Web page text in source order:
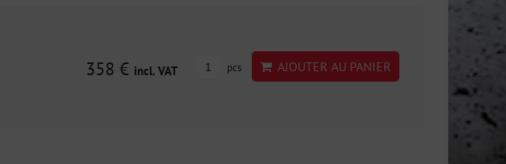
358 € incl. VAT pcs AJOUTER AU PANIER